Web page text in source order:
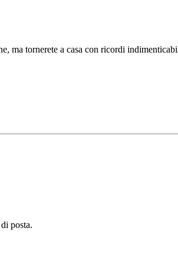
ma tornerete a casa con ricordi
posta.